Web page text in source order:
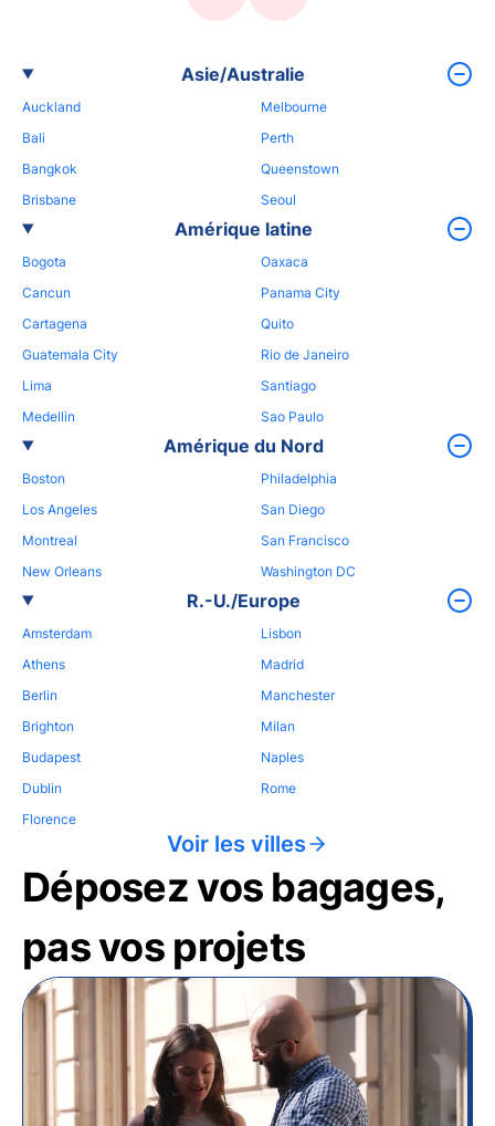
Asie/Australie
Auckland
Bali
Bangkok
Brisbane
Melbourne
Perth
Queenstown
Seoul
Amérique latine
Bogota
Cancun
Cartagena
Guatemala City
Lima
Medellin
Oaxaca
Panama City
Quito
Rio de Janeiro
Santiago
Sao Paulo
Amérique du Nord
Boston
Los Angeles
Montreal
New Orleans
Philadelphia
San Diego
San Francisco
Washington DC
R.-U./Europe
Amsterdam
Athens
Berlin
Brighton
Budapest
Dublin
Florence
Lisbon
Madrid
Manchester
Milan
Naples
Rome
Voir les villes
Déposez vos bagages,
pas vos projets